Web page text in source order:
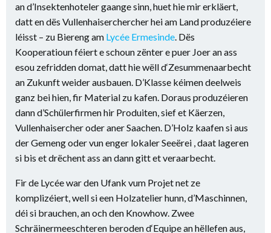
an d’Insektenhoteler gaange sinn, huet hie mir erkläert,
datt en dës Vullenhaiserchercher hei am Land produzéiere
léisst – zu Biereng am Lycée Ermesinde. Dës
Kooperatioun féiert e schoun zënter e puer Joer an ass
esou zefridden domat, datt hie wëll d‘Zesummenaarbecht
an Zukunft weider ausbauen. D’Klasse kéimen deelweis
ganz bei hien, fir Material zu kafen. Doraus produzéieren
dann d’Schülerfirmen hir Produiten, sief et Käerzen,
Vullenhaisercher oder aner Saachen. D’Holz kaafen si aus
der Gemeng oder vun enger lokaler Seeërei , daat lageren
si bis et drëchent ass an dann gitt et veraarbecht.
Fir de Lycée war den Ufank vum Projet net ze
komplizéiert, well si een Holzatelier hunn, d’Maschinnen,
déi si brauchen, an och den Knowhow. Zwee
Schräinermeeschteren beroden d‘Equipe an hëllefen aus,